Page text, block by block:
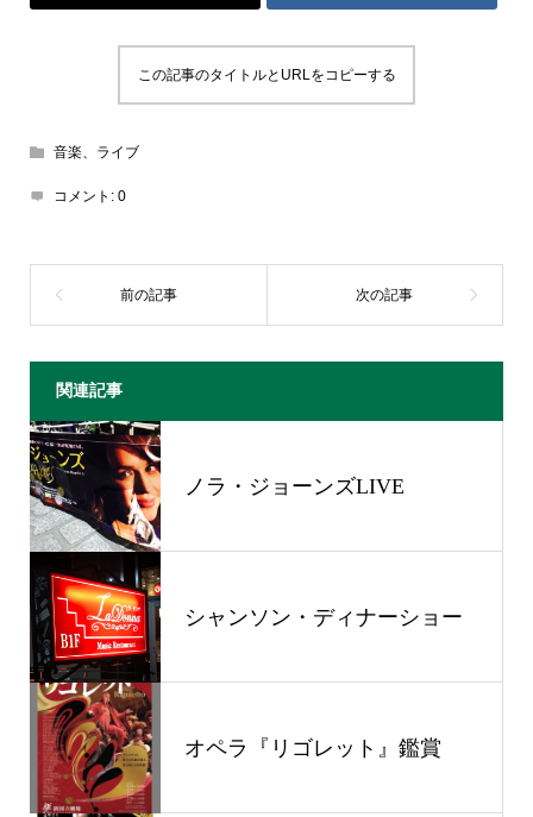
この記事のタイトルとURLをコピーする
音楽、ライブ
コメント: 0
関連記事
ノラ・ジョーンズLIVE
シャンソン・ディナーショー
オペラ『リゴレット』鑑賞